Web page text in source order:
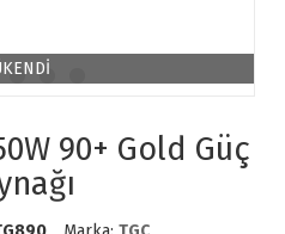
90+ Gold Güç